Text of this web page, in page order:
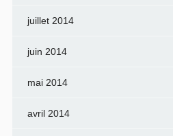
juillet 2014
juin 2014
mai 2014
avril 2014